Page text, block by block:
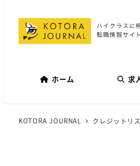
ホーム 求
KOTORA JOURNAL クレジットリ